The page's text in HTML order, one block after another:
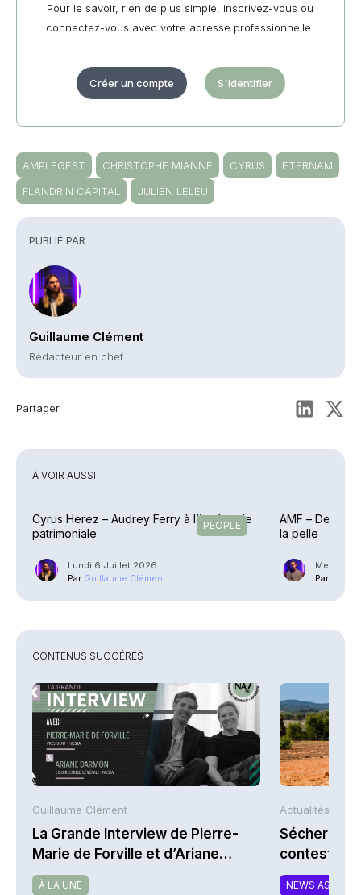
PUBLIÉ PAR
Guillaume Clément
Rédacteur en chef
Partager
Pour le savoir, rien de plus simple, inscrivez-vous ou
connectez-vous avec votre adresse professionnelle.
Créer un compte S'identifier
AMPLEGEST CHRISTOPHE MIANNÉ CYRUS
ETERNAM
FLANDRIN CAPITAL
JULIEN LELEU
À VOIR AUSSI
PEOPLE
Cyrus Herez – Audrey Ferry à l’ingénierie
patrimoniale
Lundi 6 Juillet 2026
Par Guillaume Clément
AMF – Des
la pelle
Mercredi
Par
CONTENUS SUGGÉRÉS
Guillaume Clément
La Grande Interview de Pierre-
Marie de Forville et d’Ariane
Darmon (Ivesta)
À LA UNE
Actualités AFP
contestent
NEWS